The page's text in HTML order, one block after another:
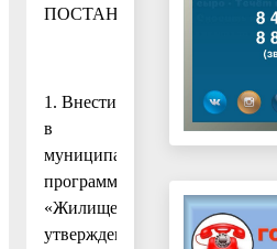
ПОСТАНОВЛЯЮ:
1. Внести
в
муниципальную
программу
«Жилище»,
утвержденную